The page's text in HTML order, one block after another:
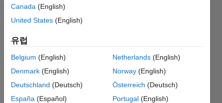
Islam
Sameem
2016 9월
2
1 답변
업데이트
시간:
Canada (English)
United States (English)
유럽
Belgium (English)
Denmark (English)
Deutschland (Deutsch)
España (Español)
Netherlands(English)
Norway(English)
Österreich (Deutsch)
Portugal(English)